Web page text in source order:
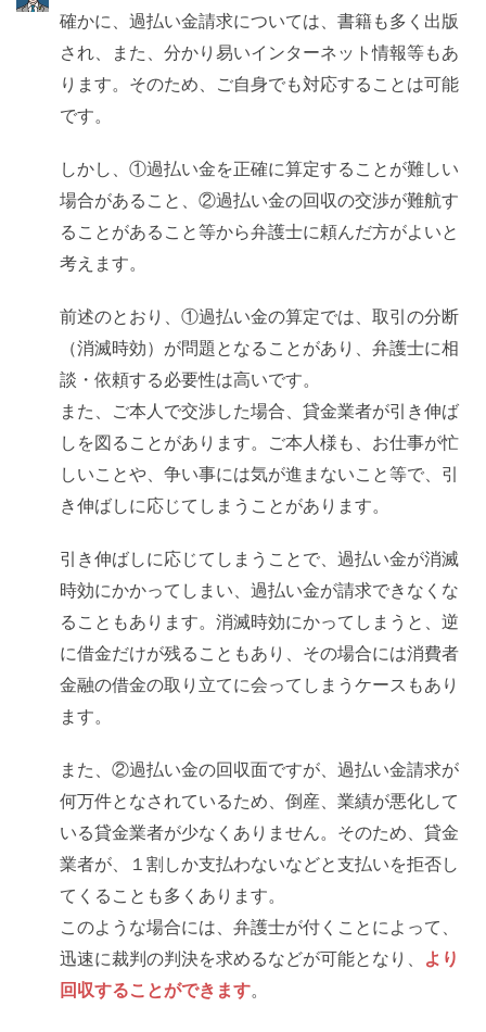
確かに、過払い金請求については、書籍も多く出版
され、また、分かり易いインターネット情報等もあ
ります。そのため、ご自身でも対応することは可能
です。
しかし、①過払い金を正確に算定することが難しい
場合があること、②過払い金の回収の交渉が難航す
ることがあること等から弁護士に頼んだ方がよいと
考えます。
前述のとおり、①過払い金の算定では、取引の分断
（消滅時効）が問題となることがあり、弁護士に相
談・依頼する必要性は高いです。
また、ご本人で交渉した場合、貸金業者が引き伸ば
しを図ることがあります。ご本人様も、お仕事が忙
しいことや、争い事には気が進まないこと等で、引
き伸ばしに応じてしまうことがあります。
引き伸ばしに応じてしまうことで、過払い金が消滅
時効にかかってしまい、過払い金が請求できなくな
ることもあります。消滅時効にかってしまうと、逆
に借金だけが残ることもあり、その場合には消費者
金融の借金の取り立てに会ってしまうケースもあり
ます。
また、②過払い金の回収面ですが、過払い金請求が
何万件となされているため、倒産、業績が悪化して
いる貸金業者が少なくありません。そのため、貸金
業者が、１割しか支払わないなどと支払いを拒否し
てくることも多くあります。
このような場合には、弁護士が付くことによって、
迅速に裁判の判決を求めるなどが可能となり、
より
回収することができます。